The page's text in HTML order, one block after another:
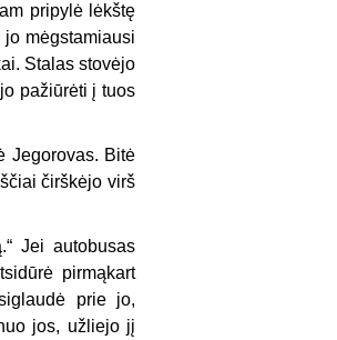
pripylė lėkštę
mėgstamiausi
Stalas stovėjo
pažiūrėti į tuos
Jegorovas. Bitė
čirškėjo virš
Jei autobusas
pirmąkart
prie jo,
jos, užliejo jį